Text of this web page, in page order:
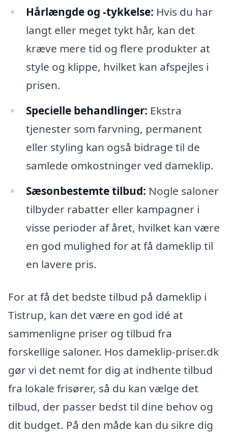
Hårlængde og -tykkelse: Hvis du har
langt eller meget tykt hår, kan det
kræve mere tid og flere produkter at
style og klippe, hvilket kan afspejles i
prisen.
Specielle behandlinger: Ekstra
tjenester som farvning, permanent
eller styling kan også bidrage til de
samlede omkostninger ved dameklip.
Sæsonbestemte tilbud: Nogle saloner
tilbyder rabatter eller kampagner i
visse perioder af året, hvilket kan være
en god mulighed for at få dameklip til
en lavere pris.
For at få det bedste tilbud på dameklip i
Tistrup, kan det være en god idé at
sammenligne priser og tilbud fra
forskellige saloner. Hos dameklip-priser.dk
gør vi det nemt for dig at indhente tilbud
fra lokale frisører, så du kan vælge det
tilbud, der passer bedst til dine behov og
dit budget. På den måde kan du sikre dig